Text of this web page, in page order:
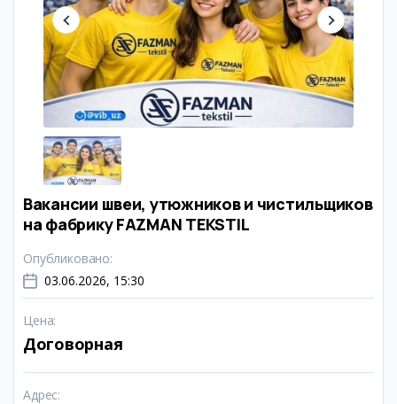
Вакансии швеи, утюжников и чистильщиков
на фабрику FAZMAN TEKSTIL
Опубликовано:
03.06.2026, 15:30
Цена:
Договорная
Адрес: